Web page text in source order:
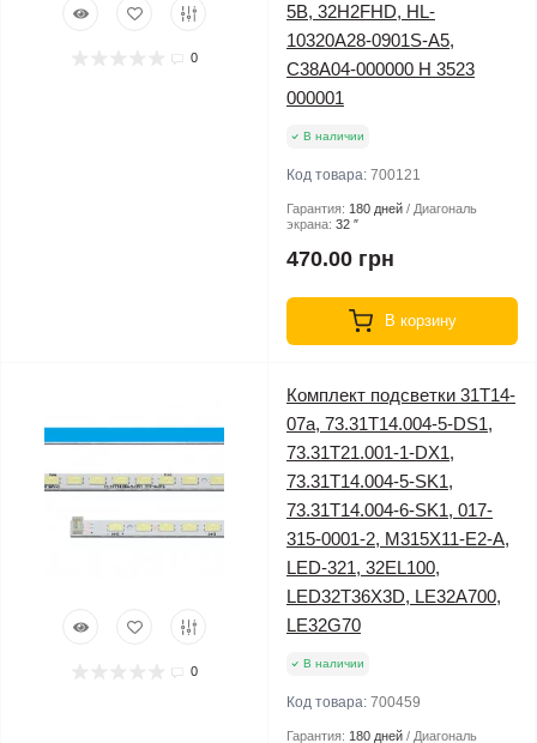
0
5B, 32H2FHD, HL-
10320A28-0901S-A5,
C38A04-000000 H 3523
000001
В наличии
Код товара: 700121
Гарантия: 180 дней
Диагональ
экрана: 32 ″
470.00 грн
В корзину
0
Комплект подсветки 31T14-
07a, 73.31T14.004-5-DS1,
73.31T21.001-1-DX1,
73.31T14.004-5-SK1,
73.31T14.004-6-SK1, 017-
315-0001-2, M315X11-E2-A,
LED-321, 32EL100,
LED32T36X3D, LE32A700,
LE32G70
В наличии
Код товара: 700459
Гарантия: 180 дней Диагональ